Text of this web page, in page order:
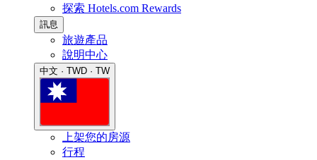
探索 Hotels.com Rewards
訊息
旅遊產品
說明中心
中文 · TWD · TW
上架您的房源
行程